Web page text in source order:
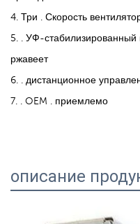
4. Три . Скорость
5. . УФ-
ржавеет
6. . дистанционное
7. . OEM . приемлемо
описание